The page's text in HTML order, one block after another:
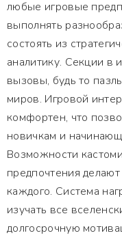
любые игровые
выполнять
состоять из
аналитику. Секции в
вызовы, будь то
миров. Игровой
комфортен, что
новичкам и
Возможности
предпочтения
каждого. Система
изучать все
долгосрочную